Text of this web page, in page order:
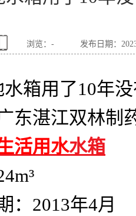
浏览： - 发布日期：
水箱用了10年
东湛江双林制
活用水水箱
：2013年4月